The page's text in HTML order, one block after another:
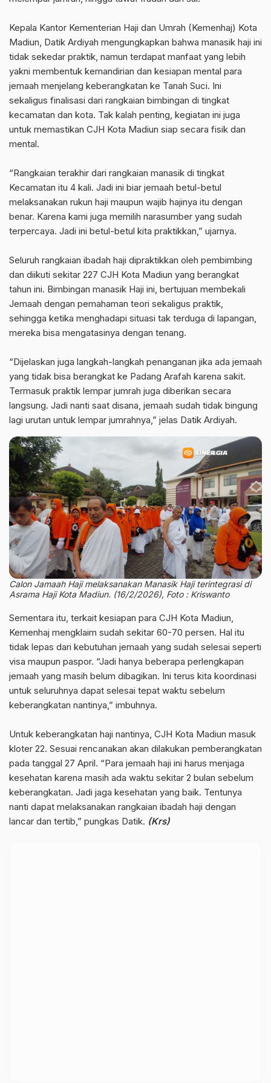
Kepala Kantor Kementerian Haji dan Umrah (Kemenhaj) Kota
Madiun, Datik Ardiyah mengungkapkan bahwa manasik haji ini
tidak sekedar praktik, namun terdapat manfaat yang lebih
yakni membentuk kemandirian dan kesiapan mental para
jemaah menjelang keberangkatan ke Tanah Suci. Ini
sekaligus finalisasi dari rangkaian bimbingan di tingkat
kecamatan dan kota. Tak kalah penting, kegiatan ini juga
untuk memastikan CJH Kota Madiun siap secara fisik dan
mental.
“Rangkaian terakhir dari rangkaian manasik di tingkat
Kecamatan itu 4 kali. Jadi ini biar jemaah betul-betul
melaksanakan rukun haji maupun wajib hajinya itu dengan
benar. Karena kami juga memilih narasumber yang sudah
terpercaya. Jadi ini betul-betul kita praktikkan,” ujarnya.
Seluruh rangkaian ibadah haji dipraktikkan oleh pembimbing
dan diikuti sekitar 227 CJH Kota Madiun yang berangkat
tahun ini. Bimbingan manasik Haji ini, bertujuan membekali
Jemaah dengan pemahaman teori sekaligus praktik,
sehingga ketika menghadapi situasi tak terduga di lapangan,
mereka bisa mengatasinya dengan tenang.
“Dijelaskan juga langkah-langkah penanganan jika ada jemaah
yang tidak bisa berangkat ke Padang Arafah karena sakit.
Termasuk praktik lempar jumrah juga diberikan secara
langsung. Jadi nanti saat disana, jemaah sudah tidak bingung
lagi urutan untuk lempar jumrahnya,” jelas Datik Ardiyah.
Calon Jamaah Haji melaksanakan Manasik Haji terintegrasi di
Asrama Haji Kota Madiun. (16/2/2026), Foto : Kriswanto
Sementara itu, terkait kesiapan para CJH Kota Madiun,
Kemenhaj mengklaim sudah sekitar 60-70 persen. Hal itu
tidak lepas dari kebutuhan jemaah yang sudah selesai seperti
visa maupun paspor. “Jadi hanya beberapa perlengkapan
jemaah yang masih belum dibagikan. Ini terus kita koordinasi
untuk seluruhnya dapat selesai tepat waktu sebelum
keberangkatan nantinya,” imbuhnya.
Untuk keberangkatan haji nantinya, CJH Kota Madiun masuk
kloter 22. Sesuai rencanakan akan dilakukan pemberangkatan
pada tanggal 27 April. “Para jemaah haji ini harus menjaga
kesehatan karena masih ada waktu sekitar 2 bulan sebelum
keberangkatan. Jadi jaga kesehatan yang baik. Tentunya
nanti dapat melaksanakan rangkaian ibadah haji dengan
lancar dan tertib,” pungkas Datik. (Krs)